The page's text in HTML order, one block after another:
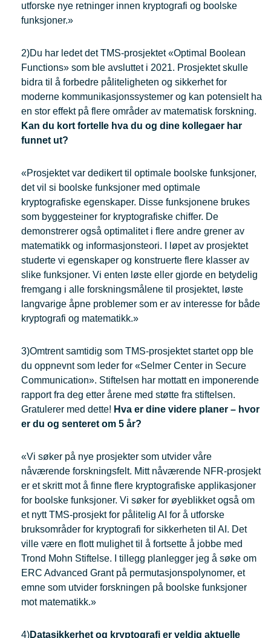
utforske nye retninger innen kryptografi og boolske
funksjoner.»
2)Du har ledet det TMS-prosjektet «Optimal Boolean
Functions» som ble avsluttet i 2021. Prosjektet skulle
bidra til å forbedre påliteligheten og sikkerhet for
moderne kommunikasjonssystemer og kan potensielt ha
en stor effekt på flere områder av matematisk forskning.
Kan du kort fortelle hva du og dine kollegaer har
funnet ut?
«Prosjektet var dedikert til optimale boolske funksjoner,
det vil si boolske funksjoner med optimale
kryptografiske egenskaper. Disse funksjonene brukes
som byggesteiner for kryptografiske chiffer. De
demonstrerer også optimalitet i flere andre grener av
matematikk og informasjonsteori. I løpet av prosjektet
studerte vi egenskaper og konstruerte flere klasser av
slike funksjoner. Vi enten løste eller gjorde en betydelig
fremgang i alle forskningsmålene til prosjektet, løste
langvarige åpne problemer som er av interesse for både
kryptografi og matematikk.»
3)Omtrent samtidig som TMS-prosjektet startet opp ble
du oppnevnt som leder for «Selmer Center in Secure
Communication». Stiftelsen har mottatt en imponerende
rapport fra deg etter årene med støtte fra stiftelsen.
Gratulerer med dette! Hva er dine videre planer – hvor
er du og senteret om 5 år?
«Vi søker på nye prosjekter som utvider våre
nåværende forskningsfelt. Mitt nåværende NFR-prosjekt
er et skritt mot å finne flere kryptografiske applikasjoner
for boolske funksjoner. Vi søker for øyeblikket også om
et nytt TMS-prosjekt for pålitelig AI for å utforske
bruksområder for kryptografi for sikkerheten til AI. Det
ville være en flott mulighet til å fortsette å jobbe med
Trond Mohn Stiftelse. I tillegg planlegger jeg å søke om
ERC Advanced Grant på permutasjonspolynomer, et
emne som utvider forskningen på boolske funksjoner
mot matematikk.»
4)Datasikkerhet og kryptografi er veldig aktuelle